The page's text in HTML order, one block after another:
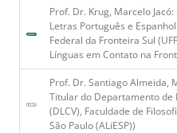
Prof. Dr. Krug, Marcelo
Letras Português e
Federal da Fronteira Sul
Línguas em Contato na
Prof. Dr. Santiago Almeida,
Titular do Departamento de
(DLCV), Faculdade de
São Paulo (ALiESP))